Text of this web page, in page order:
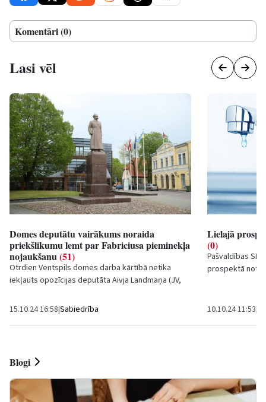
Komentāri (0)
Lasi vēl
Domes deputātu vairākums noraida
priekšlikumu lemt par Fabriciusa pieminekļa
nojaukšanu(51)
Otrdien Ventspils domes darba kārtībā netika
iekļauts opozīcijas deputāta Aivja Landmaņa (JV,
neviennozīmīgi...
15.10.24 16:58|Sabiedrība
Lielajā
(0)
Pašvaldības SIA
prospektā
10.10.24 11:53|
Blogi